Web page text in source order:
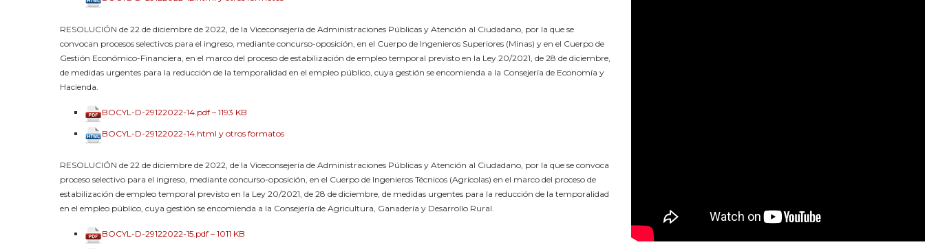
RESOLUCIÓN de 22 de diciembre de 2022, de la Viceconsejería de Administraciones Públicas y Atención al Ciudadano, por la que se
convocan procesos selectivos para el ingreso, mediante concurso-oposición, en el Cuerpo de Ingenieros Superiores (Minas) y en el Cuerpo de
Gestión Económico-Financiera, en el marco del proceso de estabilización de empleo temporal previsto en la Ley 20/2021, de 28 de diciembre,
de medidas urgentes para la reducción de la temporalidad en el empleo público, cuya gestión se encomienda a la Consejería de Economía y
Hacienda.
BOCYL-D-29122022-14.pdf – 1193 KB
BOCYL-D-29122022-14.html y otros formatos
RESOLUCIÓN de 22 de diciembre de 2022, de la Viceconsejería de Administraciones Públicas y Atención al Ciudadano, por la que se convoca
proceso selectivo para el ingreso, mediante concurso-oposición, en el Cuerpo de Ingenieros Técnicos (Agrícolas) en el marco del proceso de
estabilización de empleo temporal previsto en la Ley 20/2021, de 28 de diciembre, de medidas urgentes para la reducción de la temporalidad
en el empleo público, cuya gestión se encomienda a la Consejería de Agricultura, Ganadería y Desarrollo Rural.
BOCYL-D-29122022-15.pdf – 1011 KB